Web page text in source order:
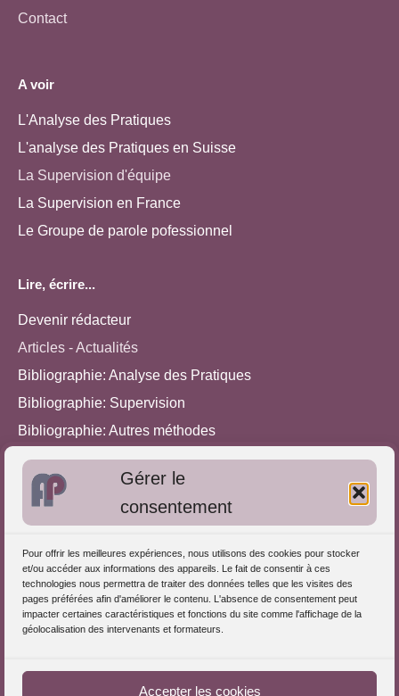
Gérer le
consentement
Pour offrir les meilleures expériences, nous utilisons des cookies pour stocker
et/ou accéder aux informations des appareils. Le fait de consentir à ces
technologies nous permettra de traiter des données telles que les visites des
pages préférées afin d'améliorer le contenu. L'absence de consentement peut
impacter certaines caractéristiques et fonctions du site comme l'affichage de la
géolocalisation des intervenants et formateurs.
Accepter les cookies
Contact
A voir
L'Analyse des Pratiques
L'analyse des Pratiques en Suisse
La Supervision d'équipe
La Supervision en France
Le Groupe de parole pofessionnel
Lire, écrire...
Devenir rédacteur
Articles - Actualités
Bibliographie: Analyse des Pratiques
Bibliographie: Supervision
Bibliographie: Autres méthodes
Approches de l'Analyse des pratiques
Autres informations
S'inscrire dans l'Annuaire
Publiez vos formations
Charte déontologique
Références d'intervention